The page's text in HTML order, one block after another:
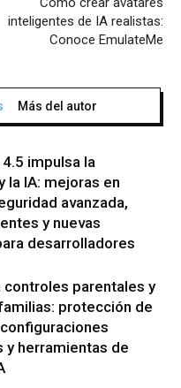
inteligentes de IA realistas:
Conoce EmulateMe
Más del autor
impulsa la
la IA: mejoras en
avanzada,
y nuevas
desarrolladores
controles parentales y
protección de
y herramientas de